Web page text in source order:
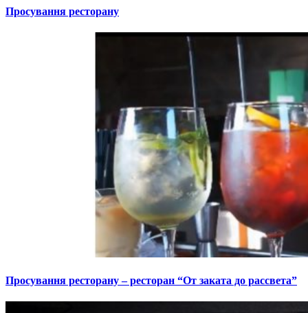
Просування ресторану
Просування ресторану – ресторан “От заката до рассвета”